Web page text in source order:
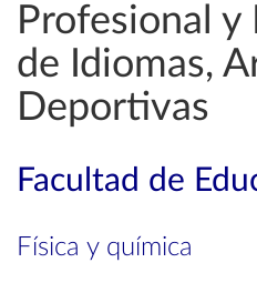
Profesional y
de Idiomas,
Deportivas
Facultad de
Física y química